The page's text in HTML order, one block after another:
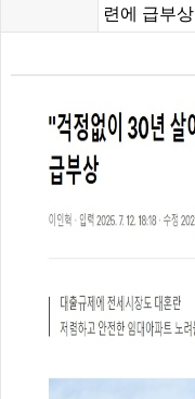
련에 급부상